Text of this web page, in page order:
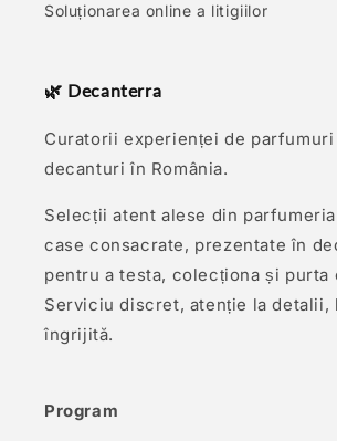
Soluționarea online a litigiilor
🌿 Decanterra
Curatorii experienței de
decanturi în România.
Selecții atent alese din
case consacrate, prezentate în
pentru a testa, colecționa și purta
Serviciu discret, atenție la detalii,
îngrijită.
Program